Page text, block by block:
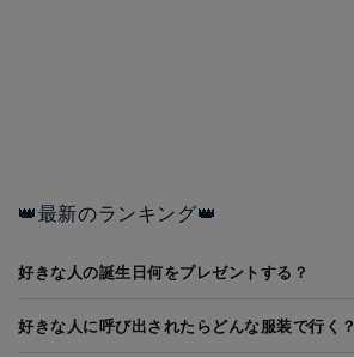
👑最新のランキング👑
好きな人の誕生日何をプレゼントする？
好きな人に呼び出されたらどんな服装で行く？